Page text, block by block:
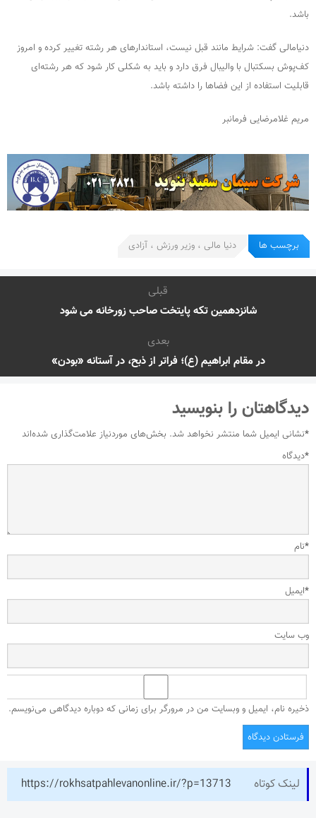
باشد.
دنیامالی گفت: شرایط مانند قبل نیست، استاندارهای هر رشته تغییر کرده و امروز
کف‌پوش بسکتبال با والیبال فرق دارد و باید به شکلی کار شود که هر رشته‌ای
قابلیت استفاده از این فضاها را داشته باشد.
مریم غلامرضایی فرمانبر
برچسب ها دنیا مالی ، وزیر ورزش ، آزادی
قبلی
شانزدهمین تکه پایتخت صاحب زورخانه می شود
بعدی
در مقام ابراهیم (ع)؛ فراتر از ذبح، در آستانه «بودن»
دیدگاهتان را بنویسید
نشانی ایمیل شما منتشر نخواهد شد. بخش‌های موردنیاز علامت‌گذاری شده‌اند
*
دیدگاه*
نام*
ایمیل*
وب‌ سایت
ذخیره نام، ایمیل و وبسایت من در مرورگر برای زمانی که دوباره دیدگاهی می‌نویسم.
لینک کوتاه https://rokhsatpahlevanonline.ir/?p=13713